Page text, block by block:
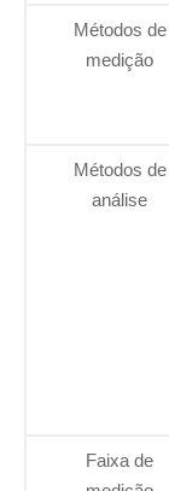
Métodos de
medição
Métodos de
análise
Faixa de